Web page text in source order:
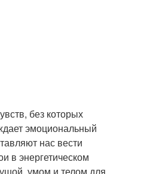
без которых
эмоциональный
нас вести
в энергетическом